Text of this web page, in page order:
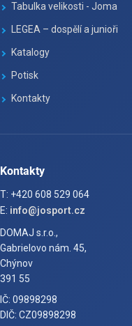
Tabulka velikosti - Joma
LEGEA – dospělí a junioři
Katalogy
Potisk
Kontakty
Kontakty
T: +420 608 529 064
E: info@josport.cz
DOMAJ s.r.o.,
Gabrielovo nám. 45,
Chýnov
391 55
IČ: 09898298
DIČ: CZ09898298